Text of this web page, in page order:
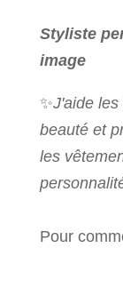
Styliste
image
✨J'aide
beauté et
les
Pour